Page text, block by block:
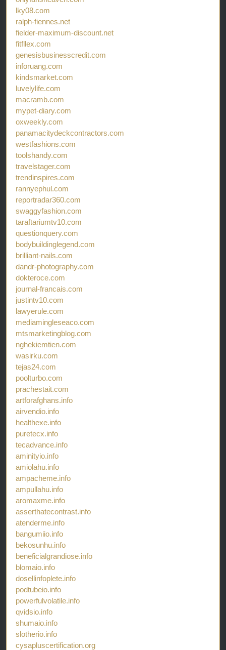
lky08.com
ralph-fiennes.net
fielder-maximum-discount.net
fitfllex.com
genesisbusinesscredit.com
inforuang.com
kindsmarket.com
luvelylife.com
macramb.com
mypet-diary.com
oxweekly.com
panamacitydeckcontractors.com
westfashions.com
toolshandy.com
travelstager.com
trendinspires.com
rannyephul.com
reportradar360.com
swaggyfashion.com
taraftariumtv10.com
questionquery.com
bodybuildinglegend.com
brilliant-nails.com
dandr-photography.com
dokteroce.com
journal-francais.com
justintv10.com
lawyerule.com
mediamingleseaco.com
mtsmarketingblog.com
nghekiemtien.com
wasirku.com
tejas24.com
poolturbo.com
prachestait.com
artforafghans.info
airvendio.info
healthexe.info
puretecx.info
tecadvance.info
aminityio.info
amiolahu.info
ampacheme.info
ampullahu.info
aromaxme.info
asserthatecontrast.info
atenderme.info
bangumiio.info
bekosunhu.info
beneficialgrandiose.info
blomaio.info
dosellinfoplete.info
podtubeio.info
powerfulvolatile.info
qvidsio.info
shumaio.info
slotherio.info
cysapluscertification.org